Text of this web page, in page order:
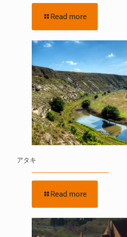
Read more
アタキ
Read more